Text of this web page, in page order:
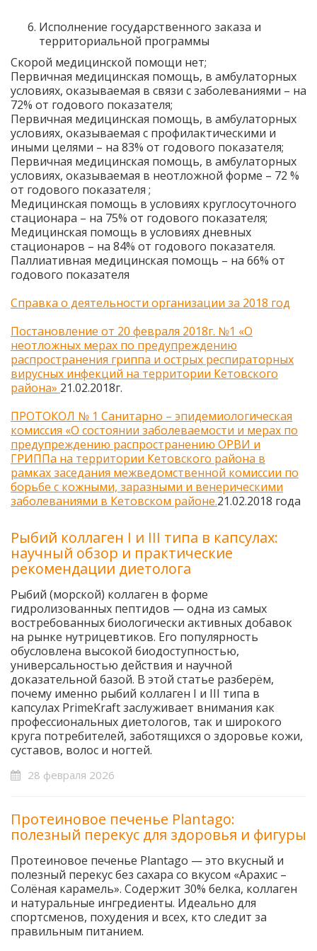
Исполнение государственного заказа и
территориальной программы
Скорой медицинской помощи нет;
Первичная медицинская помощь, в амбулаторных
условиях, оказываемая в связи с заболеваниями – на
72% от годового показателя;
Первичная медицинская помощь, в амбулаторных
условиях, оказываемая с профилактическими и
иными целями – на 83% от годового показателя;
Первичная медицинская помощь, в амбулаторных
условиях, оказываемая в неотложной форме – 72 %
от годового показателя ;
Медицинская помощь в условиях круглосуточного
стационара – на 75% от годового показателя;
Медицинская помощь в условиях дневных
стационаров – на 84% от годового показателя.
Паллиативная медицинская помощь – на 66% от
годового показателя
Справка о деятельности организации за 2018 год
Постановление от 20 февраля 2018г. №1 «О
неотложных мерах по предупреждению
распространения гриппа и острых респираторных
вирусных инфекций на территории Кетовского
района» 21.02.2018г.
ПРОТОКОЛ № 1 Санитарно – эпидемиологическая
комиссия «О состоянии заболеваемости и мерах по
предупреждению распространению ОРВИ и
ГРИППа на территории Кетовского района в
рамках заседания межведомственной комиссии по
борьбе с кожными, заразными и венерическими
заболеваниями в Кетовском районе.21.02.2018 года
Рыбий коллаген I и III типа в капсулах:
научный обзор и практические
рекомендации диетолога
Рыбий (морской) коллаген в форме
гидролизованных пептидов — одна из самых
востребованных биологически активных добавок
на рынке нутрицевтиков. Его популярность
обусловлена высокой биодоступностью,
универсальностью действия и научной
доказательной базой. В этой статье разберём,
почему именно рыбий коллаген I и III типа в
капсулах PrimeKraft заслуживает внимания как
профессиональных диетологов, так и широкого
круга потребителей, заботящихся о здоровье кожи,
суставов, волос и ногтей.
28 февраля 2026
Протеиновое печенье Plantago:
полезный перекус для здоровья и фигуры
Протеиновое печенье Plantago — это вкусный и
полезный перекус без сахара со вкусом «Арахис –
Солёная карамель». Содержит 30% белка, коллаген
и натуральные ингредиенты. Идеально для
спортсменов, похудения и всех, кто следит за
правильным питанием.